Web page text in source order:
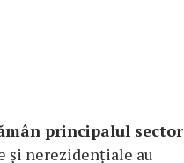
principalul sector
și nerezidențiale au